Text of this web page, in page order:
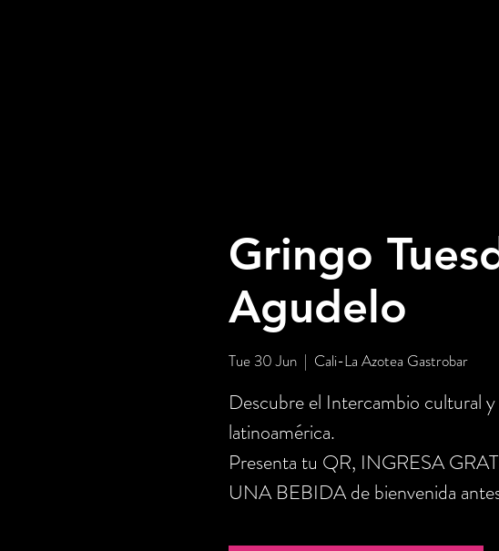
Gringo
Agudelo
Tue 30 Jun
  |
Cali-La Azotea Gastrobar
Descubre el Intercambio cultural
latinoamérica.
Presenta tu QR, INGRESA
UNA BEBIDA de bienvenida